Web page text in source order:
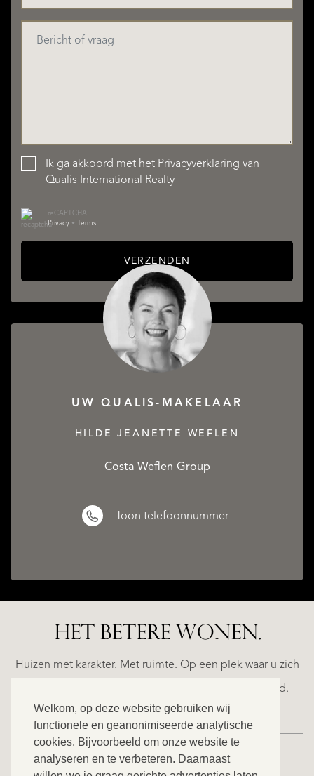
Welkom, op deze website gebruiken wij
functionele en geanonimiseerde analytische
cookies. Bijvoorbeeld om onze website te
analyseren en te verbeteren. Daarnaast
Ik ga akkoord met het Privacyverklaring van
Qualis International Realty
reCAPTCHA
Privacy • Terms
VERZENDEN
UW QUALIS-MAKELAAR
HILDE JEANETTE WEFLEN
Costa Weflen Group
Toon telefoonnummer
HET BETERE WONEN.
Huizen met karakter. Met ruimte. Op een plek waar u zich
helemaal thuis voelt. Ontdek ons exclusieve aanbod.
ALICANTE
RUAYA